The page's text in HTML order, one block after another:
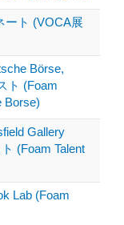
ート (VOCA展
Börse,
ト (Foam
Borse)
Gallery
(Foam Talent
Lab (Foam